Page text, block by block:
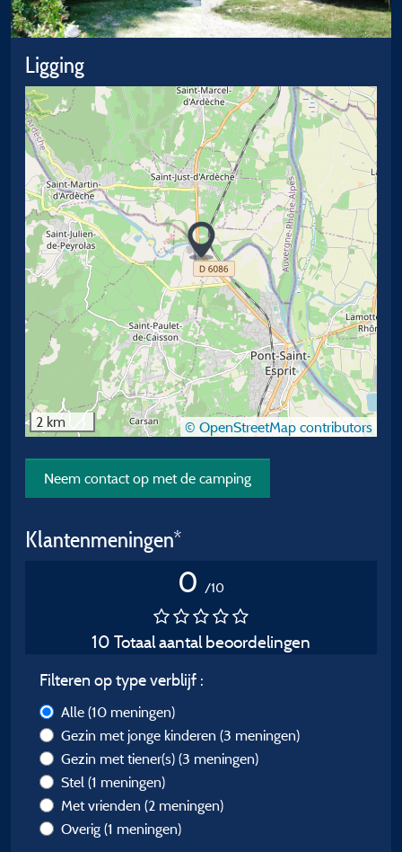
Ligging
2 km © OpenStreetMap contributors
Neem contact op met de camping
Klantenmeningen*
0 /10
10 Totaal aantal beoordelingen
Filteren op type verblijf :
Alle (10 meningen)
Gezin met jonge kinderen (3 meningen)
Gezin met tiener(s) (3 meningen)
Stel (1 meningen)
Met vrienden (2 meningen)
Overig (1 meningen)